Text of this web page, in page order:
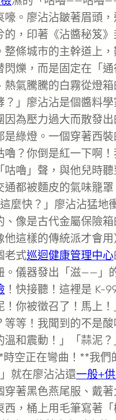
。廖沾沾皺著眉頭
，印著《沾醬秘笈
條城市的主幹道上
爍，而是固定在「
氣騰騰的白霧從燈
」廖沾沾是個醬料
為壓力過大而散發
綠燈。一個穿著西
？你倒是紅一下啊
嚕」聲，與他兒時
都被麵皮的氣味籠
麼快？」廖沾沾猛地
、像是古代金屬保險
這樣的傳統派才會
老式巡迴健康管理中心
儀器發出「滋——」
！快接聽！這裡是 K-
你被徵召了！馬上
等！我聞到的不是
和震動！」「蒜泥
空正在彎曲！**我
就在廖沾沾還一般+
著黑色燕尾服、戴
，桶上用毛筆寫著